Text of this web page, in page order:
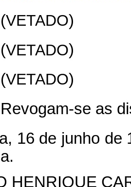
(VETADO)
(VETADO)
(VETADO)
Revogam-se as
de junho de
HENRIQUE